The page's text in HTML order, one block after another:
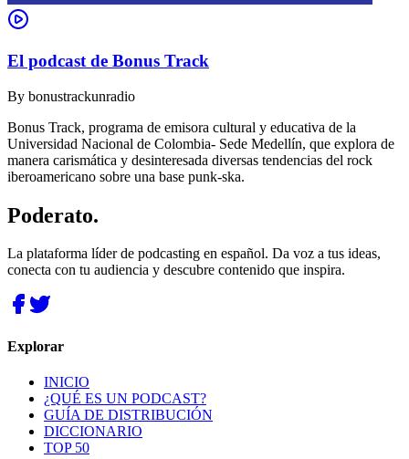
El podcast de Bonus Track
By bonustrackunradio
Bonus Track, programa de emisora cultural y educativa de la
Universidad Nacional de Colombia- Sede Medellín, que explora de
manera carismática y desinteresada diversas tendencias del rock
iberoamericano sobre una base punk-ska.
Poderato.
La plataforma líder de podcasting en español. Da voz a tus ideas,
conecta con tu audiencia y descubre contenido que inspira.
Explorar
INICIO
¿QUÉ ES UN PODCAST?
GUÍA DE DISTRIBUCIÓN
DICCIONARIO
TOP 50